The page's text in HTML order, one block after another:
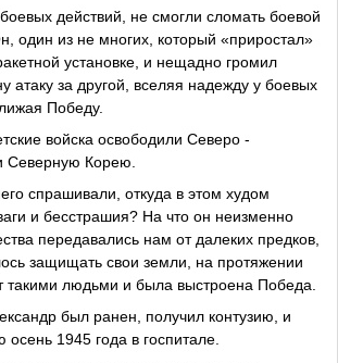
действий, не смогли сломать боевой
один из не многих, который «приростал»
установке, и нещадно громил
атаку за другой, вселяя надежду у боевых
Победу.
войска освободили Северо -
Северную Корею.
спрашивали, откуда в этом худом
и бесстрашия? На что он неизменно
передавались нам от далеких предков,
защищать свои земли, на протяжении
такими людьми и была выстроена Победа.
был ранен, получил контузию, и
осень 1945 года в госпитале.